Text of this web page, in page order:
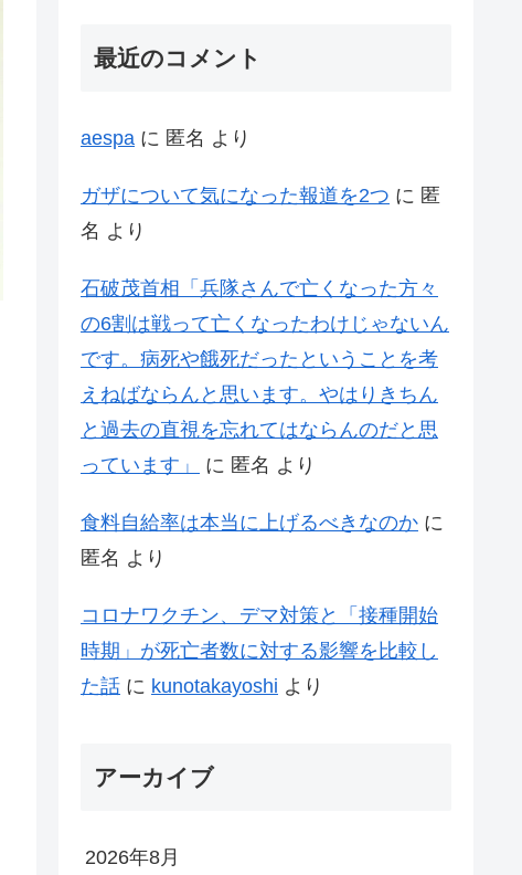
最近のコメント
aespa に 匿名 より
ガザについて気になった報道を2つ に 匿
名 より
石破茂首相「兵隊さんで亡くなった方々
の6割は戦って亡くなったわけじゃないん
です。病死や餓死だったということを考
えねばならんと思います。やはりきちん
と過去の直視を忘れてはならんのだと思
っています」
に 匿名 より
食料自給率は本当に上げるべきなのか に
匿名 より
コロナワクチン、デマ対策と「接種開始
時期」が死亡者数に対する影響を比較し
た話 に kunotakayoshi より
アーカイブ
2026年8月